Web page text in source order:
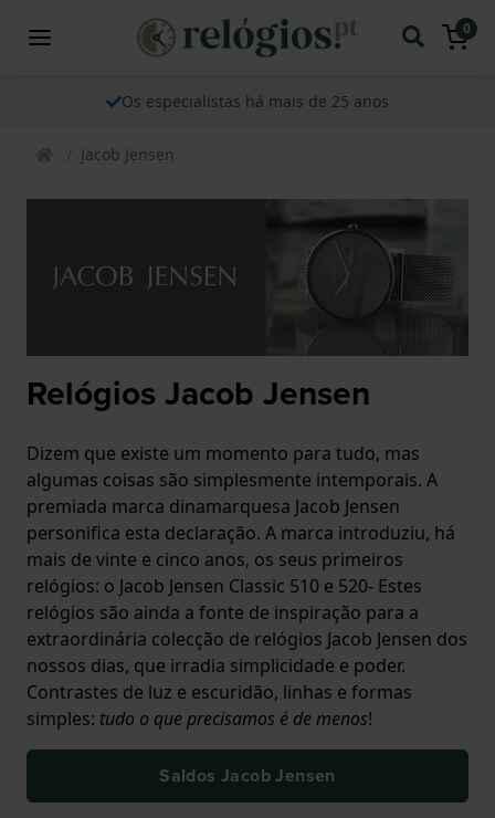
0
Os especialistas há mais de 25 anos
Jacob Jensen
Relógios Jacob Jensen
Dizem que existe um momento para tudo, mas
algumas coisas são simplesmente intemporais. A
premiada marca dinamarquesa Jacob Jensen
personifica esta declaração. A marca introduziu, há
mais de vinte e cinco anos, os seus primeiros
relógios: o Jacob Jensen Classic 510 e 520- Estes
relógios são ainda a fonte de inspiração para a
extraordinária colecção de relógios Jacob Jensen dos
nossos dias, que irradia simplicidade e poder.
Contrastes de luz e escuridão, linhas e formas
simples: tudo o que precisamos é de menos!
Saldos Jacob Jensen